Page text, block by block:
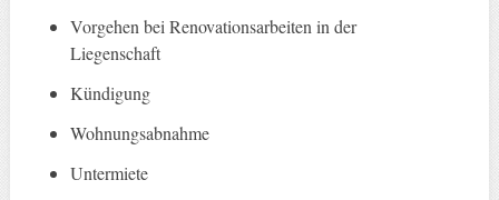
Vorgehen bei Renovationsarbeiten in der
Liegenschaft
Kündigung
Wohnungsabnahme
Untermiete